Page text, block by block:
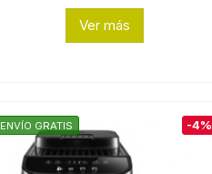
Ver más
ENVÍO GRATIS -4%